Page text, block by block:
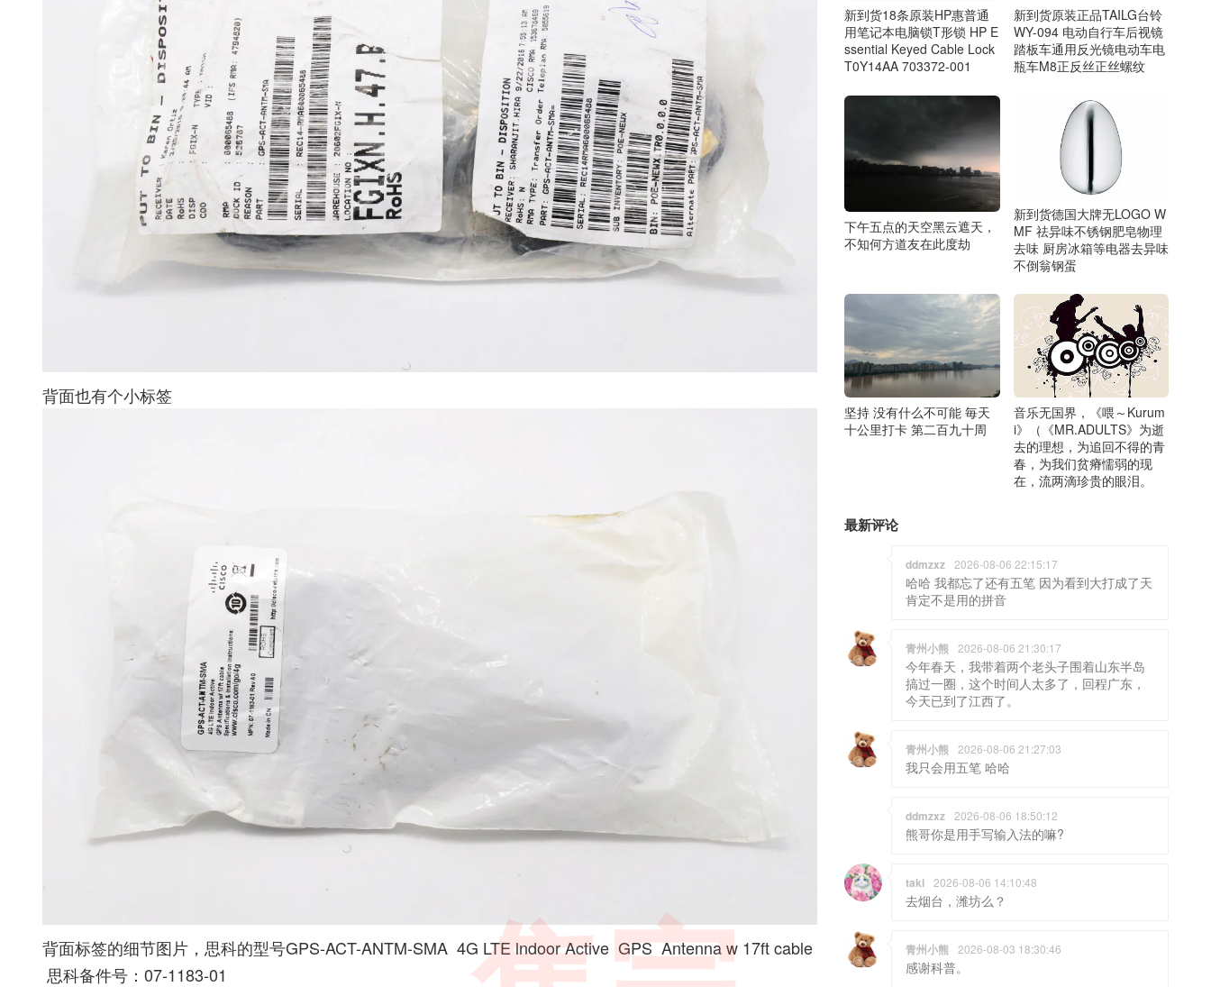
背面也有个小标签
背面标签的细节图片，思科的型号GPS-ACT-ANTM-SMA 4G LTE lndoor Active GPS Antenna w 17ft cable
思科备件号：07-1183-01
新到货18条原装HP惠普通
用笔记本电脑锁T形锁 HP E
ssential Keyed Cable Lock
T0Y14AA 703372-001
新到货原装正品TAILG台铃
WY-094 电动自行车后视镜
踏板车通用反光镜电动车电
瓶车M8正反丝正丝螺纹
下午五点的天空黑云遮天，
不知何方道友在此度劫
新到货德国大牌无LOGO W
MF 祛异味不锈钢肥皂物理
去味 厨房冰箱等电器去异味
不倒翁钢蛋
坚持 没有什么不可能 毎天
十公里打卡 第二百九十周
音乐无国界，《喂～Kurum
i》（《MR.ADULTS》为逝
去的理想，为追回不得的青
春，为我们贫瘠懦弱的现
在，流两滴珍贵的眼泪。
最新评论
ddmzxz 2026-08-06 22:15:17
哈哈 我都忘了还有五笔 因为看到大打成了天
肯定不是用的拼音
青州小熊 2026-08-06 21:30:17
今年春天，我带着两个老头子围着山东半岛
搞过一圈，这个时间人太多了，回程广东，
今天已到了江西了。
青州小熊 2026-08-06 21:27:03
我只会用五笔 哈哈
ddmzxz 2026-08-06 18:50:12
熊哥你是用手写输入法的嘛?
taki 2026-08-06 14:10:48
去烟台，潍坊么？
青州小熊 2026-08-03 18:30:46
感谢科普。